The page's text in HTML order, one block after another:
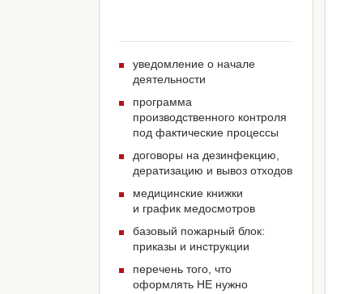
уведомление о начале
деятельности
программа
производственного контроля
под фактические процессы
договоры на дезинфекцию,
дератизацию и вывоз отходов
медицинские книжки
и график медосмотров
базовый пожарный блок:
приказы и инструкции
перечень того, что
оформлять НЕ нужно